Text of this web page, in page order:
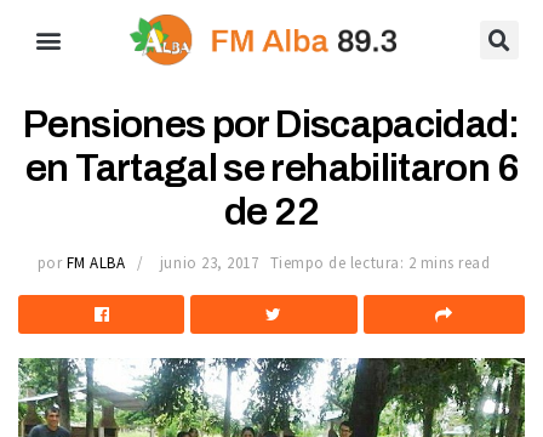
Pensiones por Discapacidad:
en Tartagal se rehabilitaron 6
de 22
por FM ALBA junio 23, 2017 Tiempo de lectura: 2 mins read